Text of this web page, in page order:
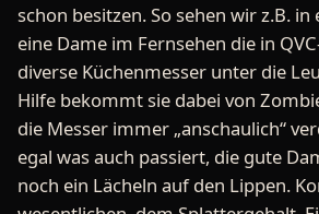
schon besitzen. So sehen wir z.B.
eine Dame im Fernsehen die in
diverse Küchenmesser unter die
Hilfe bekommt sie dabei von
die Messer immer „anschaulich“
egal was auch passiert, die gute
noch ein Lächeln auf den Lippen.